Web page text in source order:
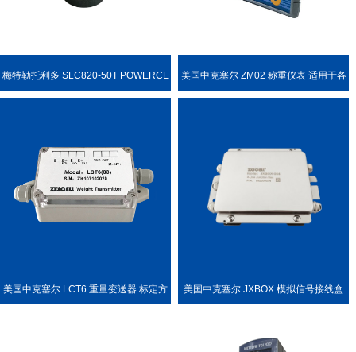
梅特勒托利多 SLC820-50T POWERCE 美国中克塞尔 ZM02 称重仪表 适用于各
美国中克塞尔 LCT6 重量变送器 标定方 美国中克塞尔 JXBOX 模拟信号接线盒